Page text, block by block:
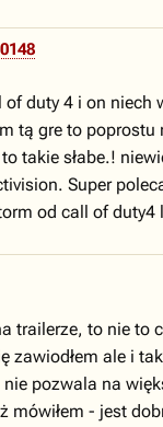
of duty 4 i on niech
tą gre to poprostu
takie słabe.!
Super
od call of duty4
trailerze, to nie to
zawiodłem ale i
pozwala na
mówiłem - jest